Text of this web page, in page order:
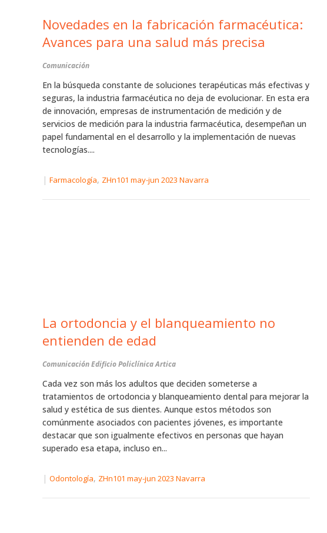
Novedades en la fabricación farmacéutica:
Avances para una salud más precisa
Comunicación
En la búsqueda constante de soluciones terapéuticas más efectivas y
seguras, la industria farmacéutica no deja de evolucionar. En esta era
de innovación, empresas de instrumentación de medición y de
servicios de medición para la industria farmacéutica, desempeñan un
papel fundamental en el desarrollo y la implementación de nuevas
tecnologías....
| Farmacología, ZHn101 may-jun 2023 Navarra
La ortodoncia y el blanqueamiento no
entienden de edad
Comunicación Edificio Policlínica Artica
Cada vez son más los adultos que deciden someterse a
tratamientos de ortodoncia y blanqueamiento dental para mejorar la
salud y estética de sus dientes. Aunque estos métodos son
comúnmente asociados con pacientes jóvenes, es importante
destacar que son igualmente efectivos en personas que hayan
superado esa etapa, incluso en...
| Odontología, ZHn101 may-jun 2023 Navarra